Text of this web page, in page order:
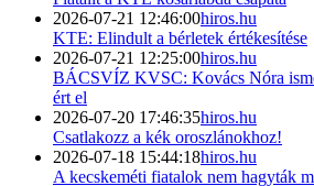
2026-07-21 12:46:00hiros.hu
KTE: Elindult a bérletek értékesítése
2026-07-21 12:25:00hiros.hu
BÁCSVÍZ KVSC: Kovács Nóra
ért el
2026-07-20 17:46:35hiros.hu
Csatlakozz a kék oroszlánokhoz!
2026-07-18 15:44:18hiros.hu
A kecskeméti fiatalok nem hagyták